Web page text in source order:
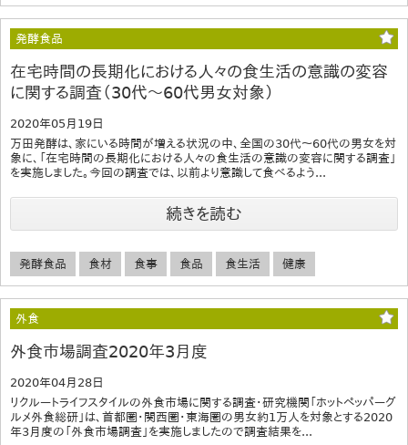
発酵食品
在宅時間の長期化における人々の食生活の意識の変容
に関する調査（30代～60代男女対象）
2020年05月19日
万田発酵は、家にいる時間が増える状況の中、全国の30代～60代の男女を対
象に、「在宅時間の長期化における人々の食生活の意識の変容に関する調査」
を実施しました。今回の調査では、以前より意識して食べるよう...
続きを読む
発酵食品 食材 食事 食品 食生活 健康
外食
外食市場調査2020年3月度
2020年04月28日
リクルートライフスタイルの外食市場に関する調査・研究機関「ホットペッパーグ
ルメ外食総研」は、首都圏・関西圏・東海圏の男女約1万人を対象とする2020
年3月度の「外食市場調査」を実施しましたので調査結果を...